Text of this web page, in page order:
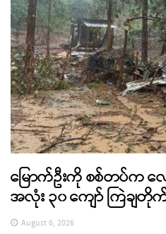
မြောက်ဦးကို စစ်တပ်က လ
အလုံး ၃၀ ကျော် ကြဲချ
August 6, 2026